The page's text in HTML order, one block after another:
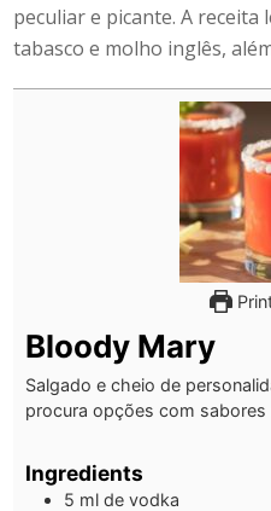
peculiar e picante. A receita
tabasco e molho inglês,
Bloody Mary
Salgado e cheio de
procura opções com sabores
Ingredients
5 ml de vodka